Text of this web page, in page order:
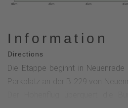
0 km 2 km 4 km 6 km
Information
Directions
Die Etappe beginnt in
Parkplatz an der B 229 von